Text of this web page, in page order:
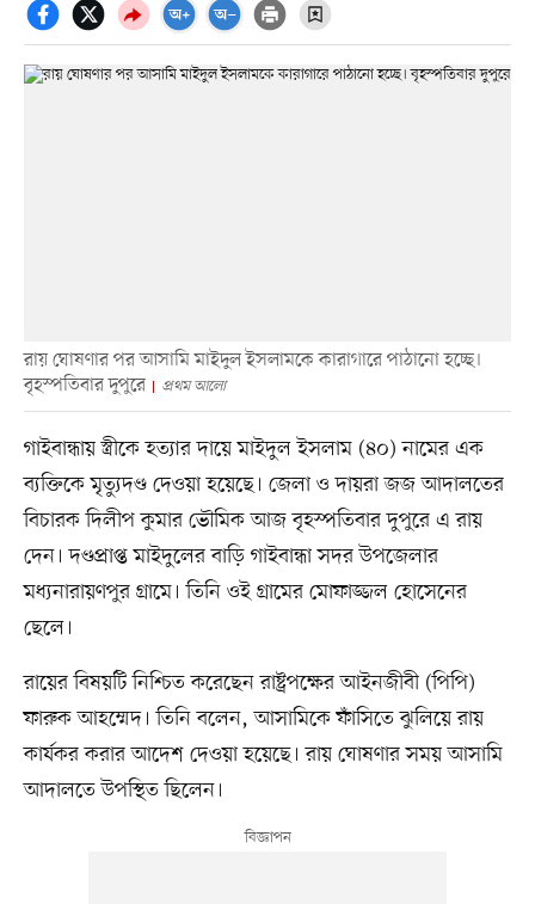
রায় ঘোষণার পর আসামি মাইদুল ইসলামকে কারাগারে পাঠানো হচ্ছে।
বৃহস্পতিবার দুপুরে
প্রথম আলো
গাইবান্ধায় স্ত্রীকে হত্যার দায়ে মাইদুল ইসলাম (৪০) নামের এক
ব্যক্তিকে মৃত্যুদণ্ড দেওয়া হয়েছে। জেলা ও দায়রা জজ আদালতের
বিচারক দিলীপ কুমার ভৌমিক আজ বৃহস্পতিবার দুপুরে এ রায়
দেন। দণ্ডপ্রাপ্ত মাইদুলের বাড়ি গাইবান্ধা সদর উপজেলার
মধ্যনারায়ণপুর গ্রামে। তিনি ওই গ্রামের মোফাজ্জল হোসেনের
ছেলে।
রায়ের বিষয়টি নিশ্চিত করেছেন রাষ্ট্রপক্ষের আইনজীবী (পিপি)
ফারুক আহম্মেদ। তিনি বলেন, আসামিকে ফাঁসিতে ঝুলিয়ে রায়
কার্যকর করার আদেশ দেওয়া হয়েছে। রায় ঘোষণার সময় আসামি
আদালতে উপস্থিত ছিলেন।